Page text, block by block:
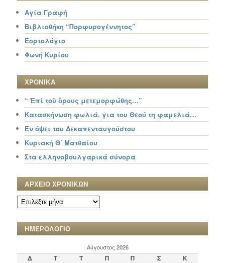
Αγία Γραφή
Βιβλιοθήκη “Πορφυρογέννητος”
Εορτολόγιο
Φωνή Κυρίου
ΧΡΟΝΙΚΑ
“ Ἐπί τοῦ ὄρους μετεμορφώθης…”
Κατασκήνωση φωλιά, για του Θεού τη φαμελιά…
Εν όψει του Δεκαπενταυγούστου
Κυριακή Θ΄ Ματθαίου
Στα ελληνοβουλγαρικά σύνορα
ΑΡΧΕΙΟ ΧΡΟΝΙΚΩΝ
ΑΡΧΕΙΟ
ΧΡΟΝΙΚΩΝ
ΗΜΕΡΟΛΟΓΙΟ
Αύγουστος 2026
Δ Τ Τ Π Π Σ
Κ